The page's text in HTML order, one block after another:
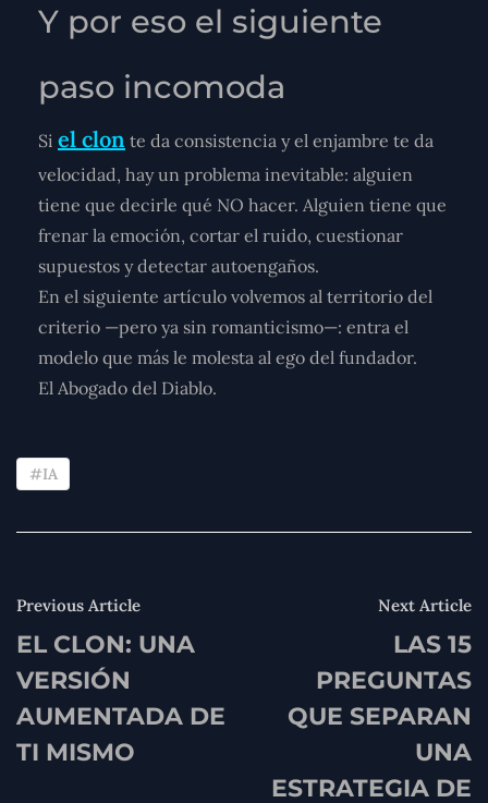
Y por eso el siguiente
paso incomoda
Si el clon te da consistencia y el enjambre te da
velocidad, hay un problema inevitable: alguien
tiene que decirle qué NO hacer. Alguien tiene que
frenar la emoción, cortar el ruido, cuestionar
supuestos y detectar autoengaños.
En el siguiente artículo volvemos al territorio del
criterio —pero ya sin romanticismo—: entra el
modelo que más le molesta al ego del fundador.
El Abogado del Diablo.
IA
Previous Article
EL CLON: UNA
VERSIÓN
AUMENTADA DE
TI MISMO
Next Article
LAS 15
PREGUNTAS
QUE SEPARAN
UNA
ESTRATEGIA DE